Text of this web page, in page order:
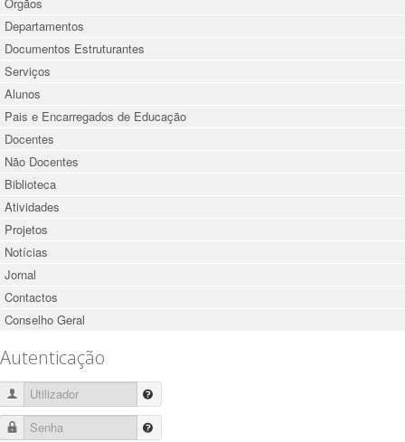
Departamentos
Documentos Estruturantes
Serviços
Alunos
Pais e Encarregados de Educação
Docentes
Não Docentes
Biblioteca
Atividades
Projetos
Notícias
Jornal
Contactos
Conselho Geral
Autenticação
Utilizador
Senha